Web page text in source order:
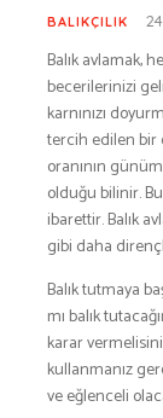
GİYİM
OTO
KOŞU
BALIKÇILIK
Balık avlamak,
becerilerinizi
karnınızı
tercih edilen bir
oranının
olduğu bilinir.
ibarettir. Balık
gibi daha
Balık tutmaya
mı balık
karar
kullanmanız
ve eğlenceli